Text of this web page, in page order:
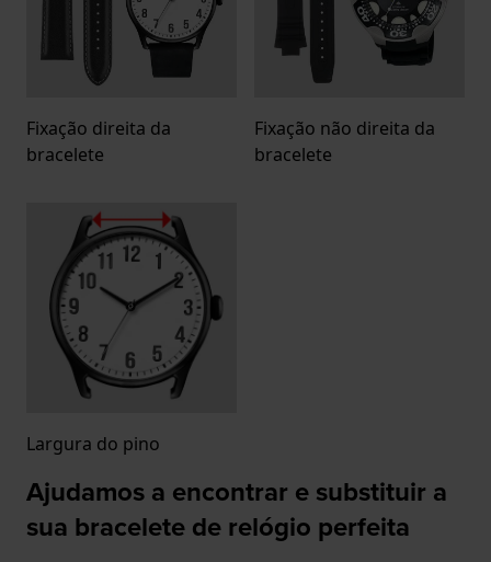
Fixação direita da
bracelete
Fixação não direita da
bracelete
Largura do pino
Ajudamos a encontrar e substituir a
sua bracelete de relógio perfeita